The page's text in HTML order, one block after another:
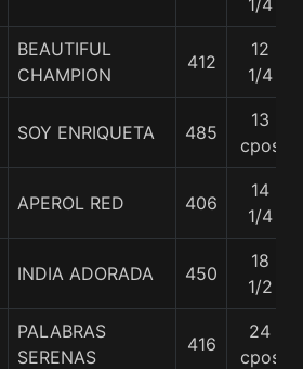
1/4
BEAUTIFUL
CHAMPION
412
12
1/4
SOY ENRIQUETA 485
13
cpos
APEROL RED 406
14
1/4
INDIA ADORADA 450
18
1/2
PALABRAS
SERENAS
416
24
cpos